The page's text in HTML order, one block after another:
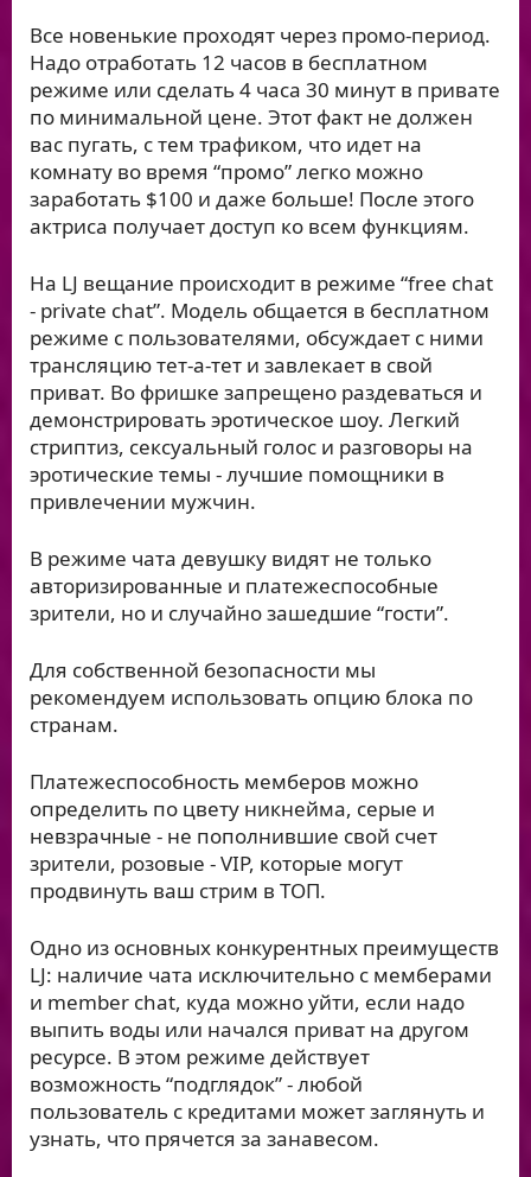
Все новенькие проходят через промо-период.
Надо отработать 12 часов в бесплатном
режиме или сделать 4 часа 30 минут в привате
по минимальной цене. Этот факт не должен
вас пугать, с тем трафиком, что идет на
комнату во время “промо” легко можно
заработать $100 и даже больше! После этого
актриса получает доступ ко всем функциям.
На LJ вещание происходит в режиме “free chat
- private chat”. Модель общается в бесплатном
режиме с пользователями, обсуждает с ними
трансляцию тет-а-тет и завлекает в свой
приват. Во фришке запрещено раздеваться и
демонстрировать эротическое шоу. Легкий
стриптиз, сексуальный голос и разговоры на
эротические темы - лучшие помощники в
привлечении мужчин.
В режиме чата девушку видят не только
авторизированные и платежеспособные
зрители, но и случайно зашедшие “гости”.
Для собственной безопасности мы
рекомендуем использовать опцию блока по
странам.
Платежеспособность мемберов можно
определить по цвету никнейма, серые и
невзрачные - не пополнившие свой счет
зрители, розовые - VIP, которые могут
продвинуть ваш стрим в ТОП.
Одно из основных конкурентных преимуществ
LJ: наличие чата исключительно с мемберами
и member chat, куда можно уйти, если надо
выпить воды или начался приват на другом
ресурсе. В этом режиме действует
возможность “подглядок” - любой
пользователь с кредитами может заглянуть и
узнать, что прячется за занавесом.